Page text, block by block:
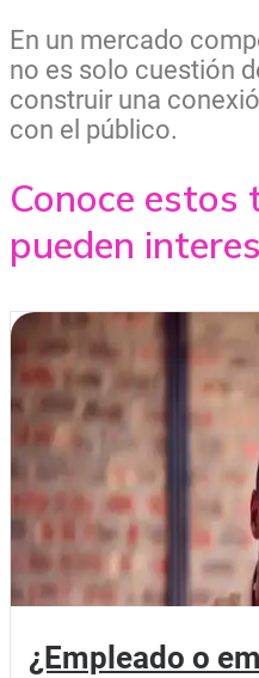
En un mercado
no es solo cuestión
construir una
con el público.
Conoce estos
pueden
¿Empleado o